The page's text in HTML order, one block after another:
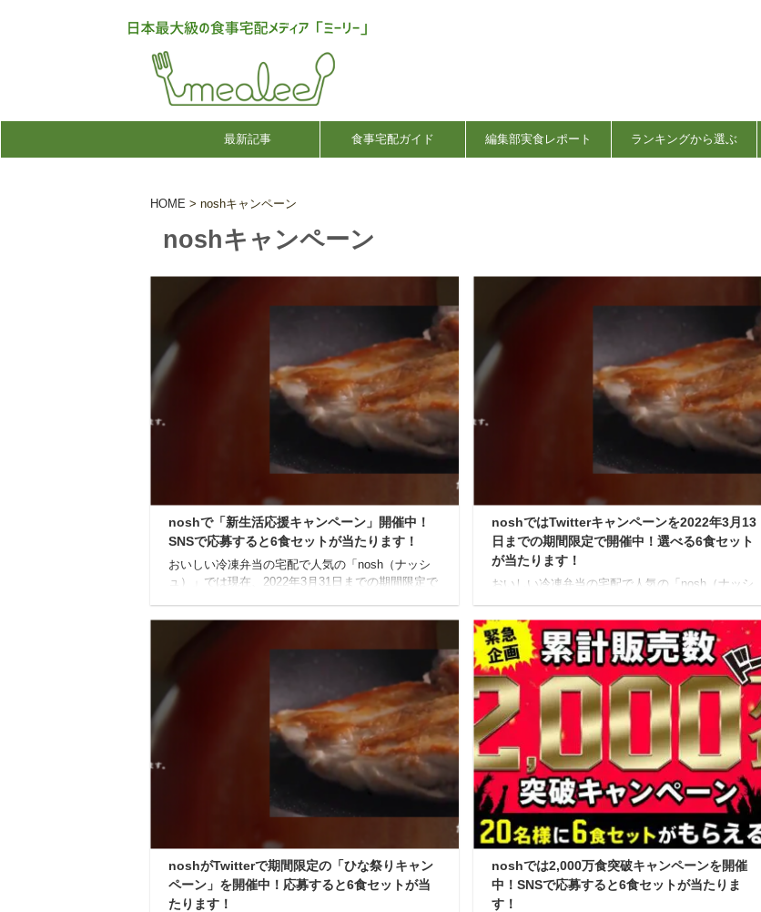
最新記事 食事宅配ガイド 編集部実食レポート ランキングから選ぶ
HOME > noshキャンペーン
noshキャンペーン
noshで「新生活応援キャンペーン」開催中！
SNSで応募すると6食セットが当たります！
おいしい冷凍弁当の宅配で人気の「nosh（ナッシ
ュ）」では現在、2022年3月31日までの期間限定で
食セット」が当たるというキャンペーンです。 新
生活応援キャンペーン 【応募期間】 キャンペーン
の応募期間は、2022年3月17日から2022年3月31日
までとなっています。 【応募方法】 ①Twitterある
いはInstagramでnosh公式アカ ...
noshではTwitterキャンペーンを2022年3月13
日までの期間限定で開催中！選べる6食セット
が当たります！
おいしい冷凍弁当の宅配で人気の「nosh（ナッシ
SNSキャンペーンを開催しています！ こちらは、
Twitterで応募すると抽選で10名に「メニューが選べ
るnosh6食セット」が当たる、というキャンペーン
です。 noshのTwitterキャンペーン（3月） 【応募
期間】 キャンペーンの応募期間は、2022年2月28
日から2022年3月13日までとなっています。 【応
募方法】 ①Twitterでnoshの公式アカウントをフォ
ローします。 nosh公式アカウン ...
noshがTwitterで期間限定の「ひな祭りキャン
ペーン」を開催中！応募すると6食セットが当
たります！
noshでは2,000万食突破キャンペーンを開催
中！SNSで応募すると6食セットが当たりま
す！